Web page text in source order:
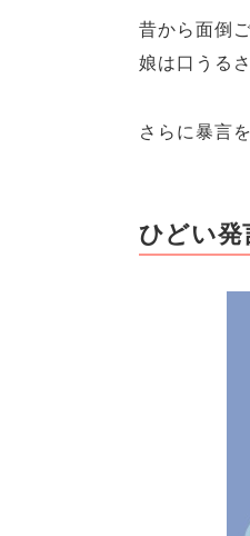
昔から面倒
娘は口うる
さらに暴言
ひどい